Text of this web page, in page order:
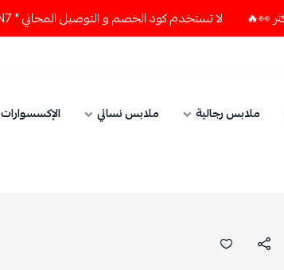
لا تستخدم كود الخصم و التوصيل المجاني " N7 " إلا إذا طلبت قطعتين أو أكثر 👀🔥
ملابس رجالية ملابس نسائي
الإكسسوارات